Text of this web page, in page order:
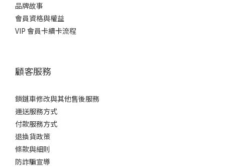
品牌故事
會員資格與權益
VIP 會員卡續卡流程
顧客服務
鎖鏈車修改與其他售後服務
運送服務方式
付款服務方式
退換貨政策
條款與細則
防詐騙宣導